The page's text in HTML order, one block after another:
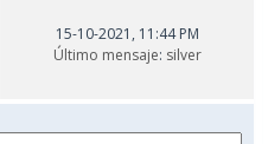
15-10-2021, 11:44 PM
Último mensaje: silver